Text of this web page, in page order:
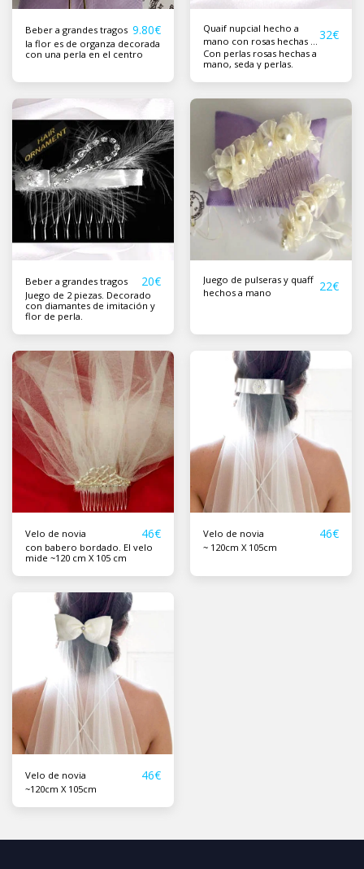
Beber a grandes tragos 9.80€
la flor es de organza decorada
con una perla en el centro
Quaif nupcial hecho a
mano con rosas hechas a
mano
32€
Con perlas rosas hechas a
mano, seda y perlas.
Beber a grandes tragos 20€
Juego de 2 piezas. Decorado
con diamantes de imitación y
flor de perla.
Juego de pulseras y quaff
hechos a mano
22€
Velo de novia 46€
con babero bordado. El velo
mide ~120 cm X 105 cm
Velo de novia 46€
~ 120cm X 105cm
Velo de novia 46€
~120cm X 105cm